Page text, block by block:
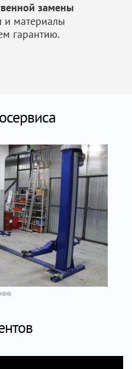
замены
и материалы
гарантию.